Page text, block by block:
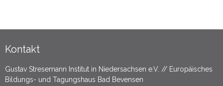
Kontakt
Gustav Stresemann Institut in Niedersachsen e.V. // Europäisches
Bildungs- und Tagungshaus Bad Bevensen